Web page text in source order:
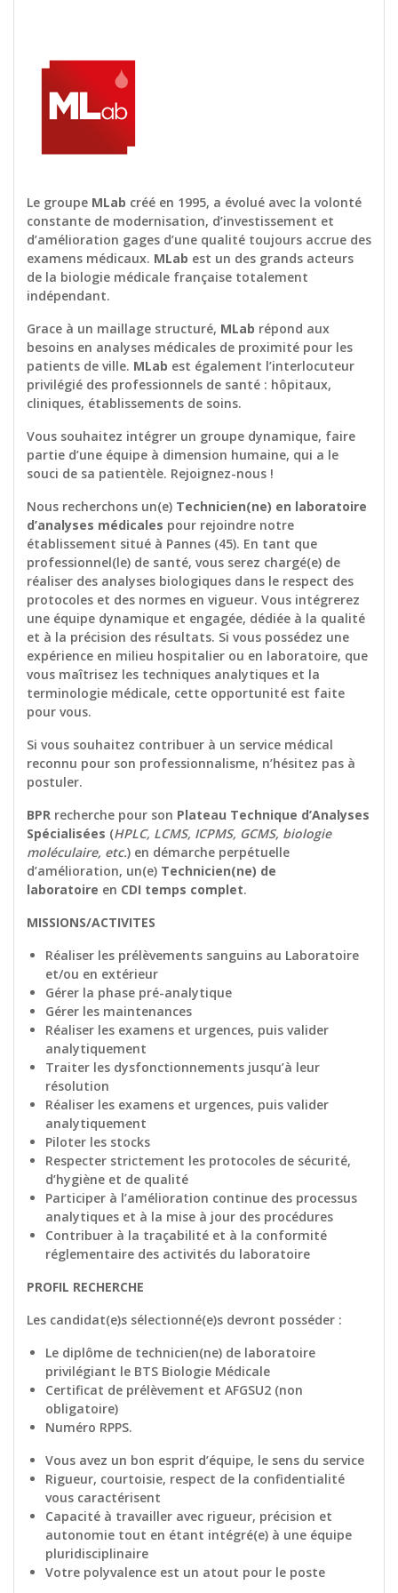
Le groupe MLab créé en 1995, a évolué avec la volonté
constante de modernisation, d’investissement et
d’amélioration gages d’une qualité toujours accrue des
examens médicaux. MLab est un des grands acteurs
de la biologie médicale française totalement
indépendant.
Grace à un maillage structuré, MLab répond aux
besoins en analyses médicales de proximité pour les
patients de ville. MLab est également l’interlocuteur
privilégié des professionnels de santé : hôpitaux,
cliniques, établissements de soins.
Vous souhaitez intégrer un groupe dynamique, faire
partie d’une équipe à dimension humaine, qui a le
souci de sa patientèle. Rejoignez-nous !
Nous recherchons un(e) Technicien(ne) en laboratoire
d’analyses médicales pour rejoindre notre
établissement situé à Pannes (45). En tant que
professionnel(le) de santé, vous serez chargé(e) de
réaliser des analyses biologiques dans le respect des
protocoles et des normes en vigueur. Vous intégrerez
une équipe dynamique et engagée, dédiée à la qualité
et à la précision des résultats. Si vous possédez une
expérience en milieu hospitalier ou en laboratoire, que
vous maîtrisez les techniques analytiques et la
terminologie médicale, cette opportunité est faite
pour vous.
Si vous souhaitez contribuer à un service médical
reconnu pour son professionnalisme, n’hésitez pas à
postuler.
BPR recherche pour son Plateau Technique d’Analyses
Spécialisées (HPLC, LCMS, ICPMS, GCMS, biologie
moléculaire, etc.) en démarche perpétuelle
d’amélioration, un(e) Technicien(ne) de
laboratoire en CDI temps complet.
MISSIONS/ACTIVITES
Réaliser les prélèvements sanguins au Laboratoire
et/ou en extérieur
Gérer la phase pré-analytique
Gérer les maintenances
Réaliser les examens et urgences, puis valider
analytiquement
Traiter les dysfonctionnements jusqu’à leur
résolution
Réaliser les examens et urgences, puis valider
analytiquement
Piloter les stocks
Respecter strictement les protocoles de sécurité,
d’hygiène et de qualité
Participer à l’amélioration continue des processus
analytiques et à la mise à jour des procédures
Contribuer à la traçabilité et à la conformité
réglementaire des activités du laboratoire
PROFIL RECHERCHE
Les candidat(e)s sélectionné(e)s devront posséder :
Le diplôme de technicien(ne) de laboratoire
privilégiant le BTS Biologie Médicale
Certificat de prélèvement et AFGSU2 (non
obligatoire)
Numéro RPPS.
Vous avez un bon esprit d’équipe, le sens du service
Rigueur, courtoisie, respect de la confidentialité
vous caractérisent
Capacité à travailler avec rigueur, précision et
autonomie tout en étant intégré(e) à une équipe
pluridisciplinaire
Votre polyvalence est un atout pour le poste